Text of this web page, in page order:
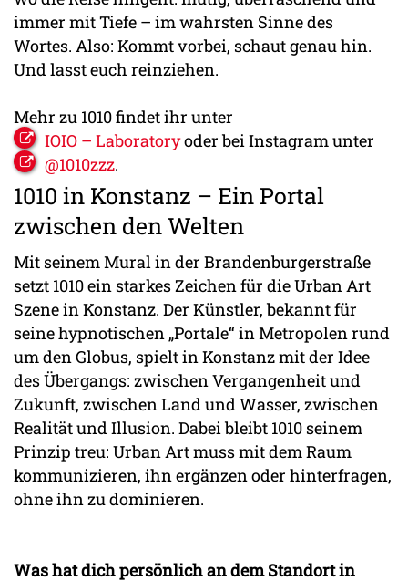
immer mit Tiefe – im wahrsten Sinne des
Wortes. Also: Kommt vorbei, schaut genau hin.
Und lasst euch reinziehen.
Mehr zu 1010 findet ihr unter
IOIO – Laboratoryoder bei Instagram unter
@1010zzz.
1010 in Konstanz – Ein Portal
zwischen den Welten
Mit seinem Mural in der Brandenburgerstraße
setzt 1010 ein starkes Zeichen für die Urban Art
Szene in Konstanz. Der Künstler, bekannt für
seine hypnotischen „Portale“ in Metropolen rund
um den Globus, spielt in Konstanz mit der Idee
des Übergangs: zwischen Vergangenheit und
Zukunft, zwischen Land und Wasser, zwischen
Realität und Illusion. Dabei bleibt 1010 seinem
Prinzip treu: Urban Art muss mit dem Raum
kommunizieren, ihn ergänzen oder hinterfragen,
ohne ihn zu dominieren.
Was hat dich persönlich an dem Standort in